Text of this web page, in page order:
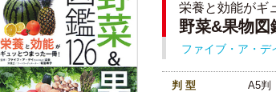
栄養と効能がギ
野菜&果物図
ファイブ・ア・デ
判 型
A5判